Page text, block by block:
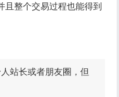
整个交易过程也能得到
站长或者朋友圈，但